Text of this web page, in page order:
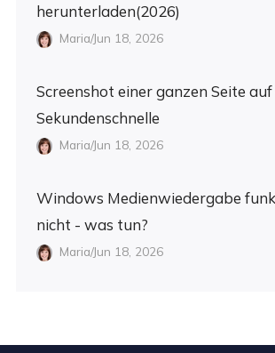
herunterladen(2026)
Maria/Jun 18, 2026
Screenshot einer ganzen Seite
Sekundenschnelle
Maria/Jun 18, 2026
Windows Medienwiedergabe
nicht - was tun?
Maria/Jun 18, 2026